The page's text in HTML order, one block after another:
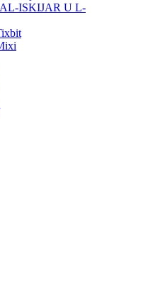
ISKIJAR U L-